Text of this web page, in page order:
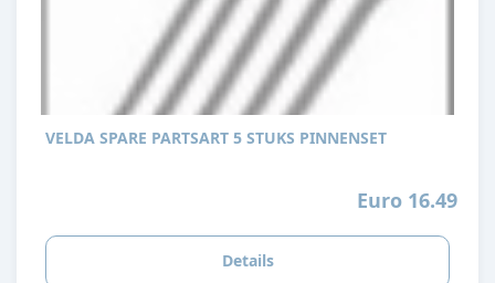
VELDA SPARE PARTSART 5 STUKS PINNENSET
Euro 16.49
Details